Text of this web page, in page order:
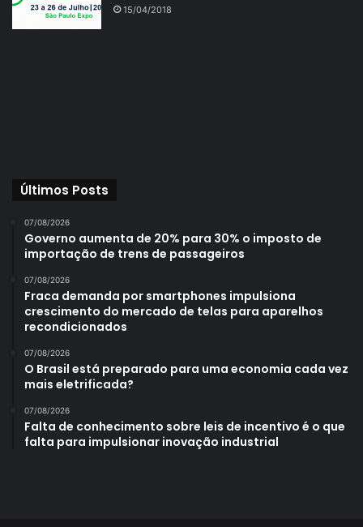
15/04/2018
Últimos Posts
07/08/2026
Governo aumenta de 20% para 30% o imposto de
importação de trens de passageiros
07/08/2026
Fraca demanda por smartphones impulsiona
crescimento do mercado de telas para aparelhos
recondicionados
07/08/2026
O Brasil está preparado para uma economia cada vez
mais eletrificada?
07/08/2026
Falta de conhecimento sobre leis de incentivo é o que
falta para impulsionar inovação industrial